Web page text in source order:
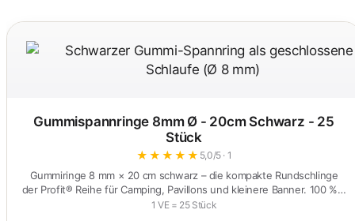
Gummispannringe 8mm Ø - 20cm Schwarz - 25
Stück
★ ★ ★ ★ ★ 5,0/5 · 1
Gummiringe 8 mm × 20 cm schwarz – die kompakte Rundschlinge
der Profit® Reihe für Camping, Pavillons und kleinere Banner. 100 %…
1 VE = 25 Stück